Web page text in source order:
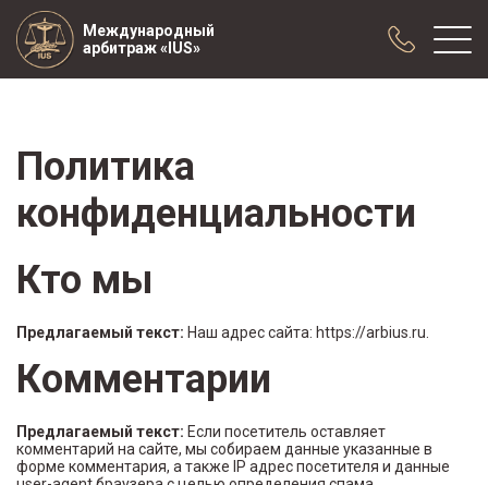
Международный
арбитраж «IUS»
Практика
Публикации
Сотрудничество
Конференции
Образцы договоров с арбитражной
оговоркой
Политика
конфиденциальности
Кто мы
Предлагаемый текст: Наш адрес сайта: https://arbius.ru.
Комментарии
Предлагаемый текст: Если посетитель оставляет
комментарий на сайте, мы собираем данные указанные в
форме комментария, а также IP адрес посетителя и данные